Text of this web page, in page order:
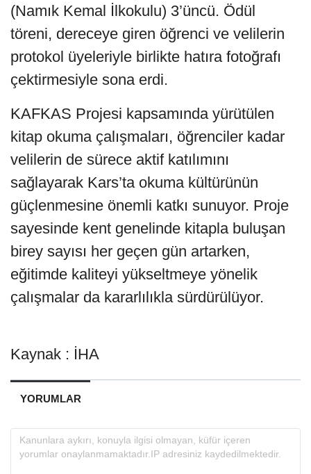
(Namık Kemal İlkokulu) 3’üncü. Ödül
töreni, dereceye giren öğrenci ve velilerin
protokol üyeleriyle birlikte hatıra fotoğrafı
çektirmesiyle sona erdi.
KAFKAS Projesi kapsamında yürütülen
kitap okuma çalışmaları, öğrenciler kadar
velilerin de sürece aktif katılımını
sağlayarak Kars’ta okuma kültürünün
güçlenmesine önemli katkı sunuyor. Proje
sayesinde kent genelinde kitapla buluşan
birey sayısı her geçen gün artarken,
eğitimde kaliteyi yükseltmeye yönelik
çalışmalar da kararlılıkla sürdürülüyor.
Kaynak : İHA
YORUMLAR